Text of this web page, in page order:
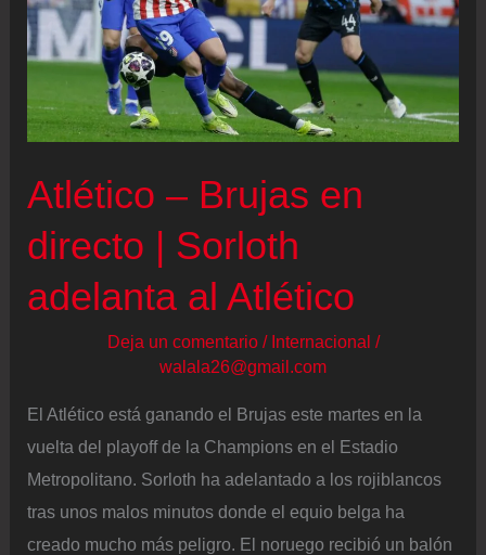
Atlético – Brujas en
directo | Sorloth
adelanta al Atlético
Deja un comentario / Internacional /
walala26@gmail.com
El Atlético está ganando el Brujas este martes en la
vuelta del playoff de la Champions en el Estadio
Metropolitano. Sorloth ha adelantado a los rojiblancos
tras unos malos minutos donde el equio belga ha
creado mucho más peligro. El noruego recibió un balón